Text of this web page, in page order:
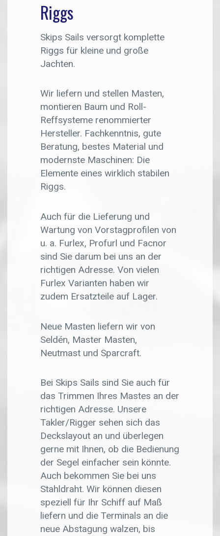
Riggs
Skips Sails versorgt komplette
Riggs für kleine und große
Jachten.
Wir liefern und stellen Masten,
montieren Baum und Roll-
Reffsysteme renommierter
Hersteller. Fachkenntnis, gute
Beratung, bestes Material und
modernste Maschinen: Die
Elemente eines wirklich stabilen
Riggs.
Auch für die Lieferung und
Wartung von Vorstagprofilen von
u. a. Furlex, Profurl und Facnor
sind Sie darum bei uns an der
richtigen Adresse. Von vielen
Furlex Varianten haben wir
zudem Ersatzteile auf Lager.
Neue Masten liefern wir von
Seldén, Master Masten,
Neutmast und Sparcraft.
Bei Skips Sails sind Sie auch für
das Trimmen Ihres Mastes an der
richtigen Adresse. Unsere
Takler/Rigger sehen sich das
Deckslayout an und überlegen
gerne mit Ihnen, ob die Bedienung
der Segel einfacher sein könnte.
Auch bekommen Sie bei uns
Stahldraht. Wir können diesen
speziell für Ihr Schiff auf Maß
liefern und die Terminals an die
neue Abstagung walzen, bis